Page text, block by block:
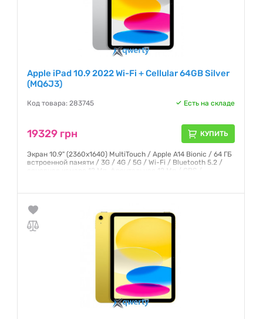
Apple iPad 10.9 2022 Wi-Fi + Cellular 64GB Silver
(MQ6J3)
Код товара: 283745 Есть на складе
19329 грн КУПИТЬ
Экран 10.9" (2360x1640) MultiTouch / Apple A14 Bionic / 64 ГБ
встроенной памяти / 3G / 4G / 5G / Wi-Fi / Bluetooth 5.2 /
основная камера 12 Мп, фронтальная 12 Мп / GPS /
Гарантия:6 месяцев